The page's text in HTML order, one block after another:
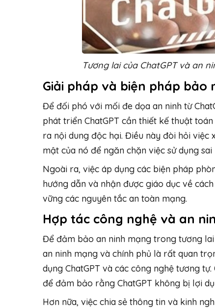
Tương lai của ChatGPT và an
Giải pháp và biện pháp bảo
Để đối phó với mối đe dọa an ninh từ
phát triển ChatGPT cần thiết kế thuật
ra nội dung độc hại. Điều này đòi hỏi việc
mật của nó để ngăn chặn việc sử dụng sai
Ngoài ra, việc áp dụng các biện pháp
hướng dẫn và nhận được giáo dục về
vững các nguyên tắc an toàn mạng.
Hợp tác công nghệ và an
Để đảm bảo an ninh mạng trong tương lai
an ninh mạng và chính phủ là rất quan
dụng ChatGPT và các công nghệ tương
để đảm bảo rằng ChatGPT không bị lợi
Hơn nữa, việc chia sẻ thông tin và kinh